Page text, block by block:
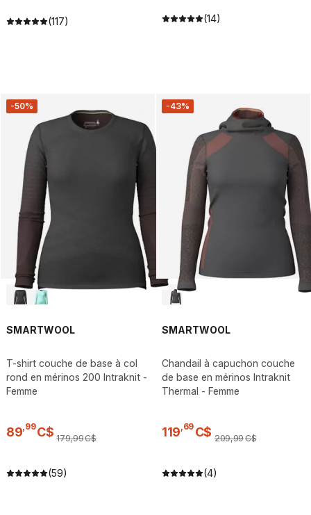
(117) (14)
-50%
SMARTWOOL
T-shirt couche de base à col
rond en mérinos 200 Intraknit -
Femme
89 99C$ 179,99C$
(59)
-43%
SMARTWOOL
Chandail à capuchon couche
de base en mérinos Intraknit
Thermal - Femme
119 69 C$ 209,99C$
(4)